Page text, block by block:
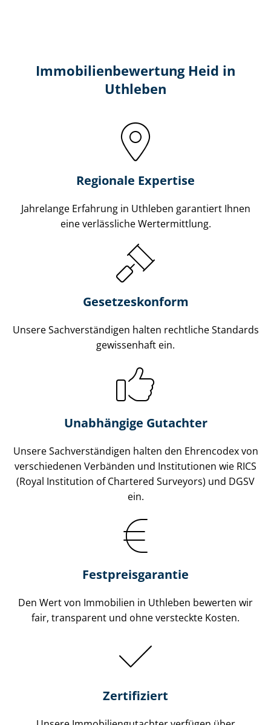
Immobilien­bewertung Heid in
Uthleben
Regionale Expertise
Jahrelange Erfahrung in Uthleben garantiert Ihnen
eine verlässliche Wertermittlung.
Gesetzes­konform
Unsere Sach­ver­stän­di­gen halten rechtliche Standards
gewissenhaft ein.
Unabhängige Gutachter
Unsere Sach­ver­stän­di­gen halten den Ehrencodex von
verschiedenen Verbänden und Institutionen wie RICS
(Royal Institution of Chartered Surveyors) und DGSV
ein.
Festpreis​garantie
Den Wert von Immobilien in Uthleben bewerten wir
fair, transparent und ohne versteckte Kosten.
Zertifiziert